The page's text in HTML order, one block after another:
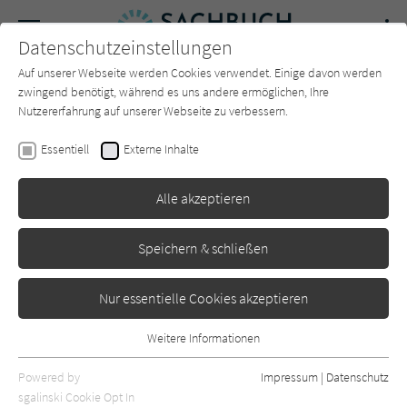
SUCHE Forum Charts Newsletter
David Enrich
Erschienen: August 2020 0
Datenschutzeinstellungen
Auf unserer Webseite werden Cookies verwendet. Einige davon werden
zwingend benötigt, während es uns andere ermöglichen, Ihre
Nutzererfahrung auf unserer Webseite zu verbessern.
Essentiell Externe Inhalte
Alle akzeptieren
Speichern & schließen
Nur essentielle Cookies akzeptieren
Essentielle Cookies werden für grundlegende Funktionen der
Webseite benötigt. Dadurch ist gewährleistet, dass die Webseite
Weitere Informationen
Powered by
sgalinski Cookie Opt In
Impressum | Datenschutz